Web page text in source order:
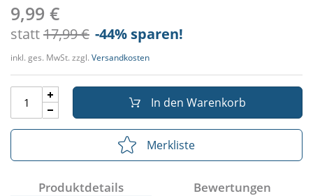
9,99 €
statt17,99 € -44% sparen!
inkl. ges. MwSt. zzgl. Versandkosten
In den Warenkorb
Merkliste
Produktdetails Bewertungen